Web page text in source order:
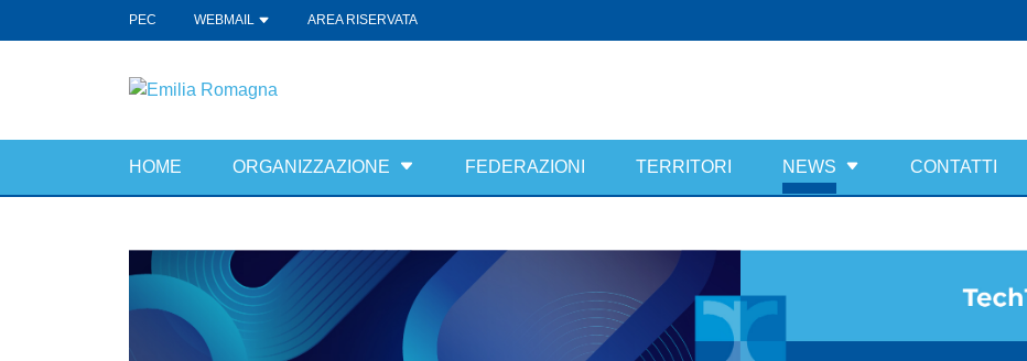
PEC WEBMAIL AREA RISERVATA
HOME ORGANIZZAZIONE FEDERAZIONI TERRITORI NEWS CONTATTI